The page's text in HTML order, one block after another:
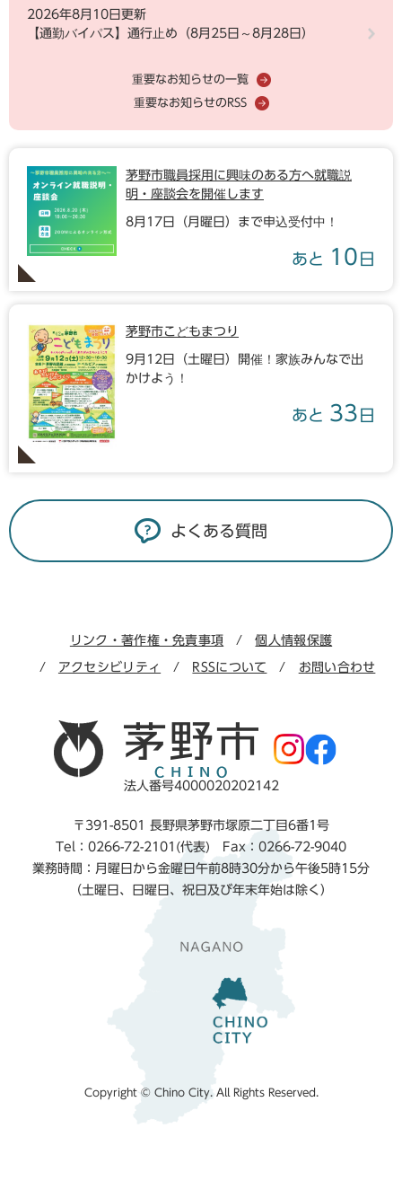
2026年8月10日更新
【通勤バイパス】通行止め（8月25日～8月28日）
重要なお知らせの一覧
重要なお知らせのRSS
茅野市職員採用に興味のある方へ就職説
明・座談会を開催します
8月17日（月曜日）まで申込受付中！
あと 10 日
茅野市こどもまつり
9月12日（土曜日）開催！家族みんなで出
かけよう！
あと 33 日
よくある質問
リンク・著作権・免責事項 個人情報保護
アクセシビリティ RSSについて お問い合わせ
法人番号4000020202142
〒391-8501 長野県茅野市塚原二丁目6番1号
Tel：0266-72-2101(代表) Fax：0266-72-9040
業務時間：月曜日から金曜日午前8時30分から午後5時15分
（土曜日、日曜日、祝日及び年末年始は除く）
Copyright © Chino City. All Rights Reserved.